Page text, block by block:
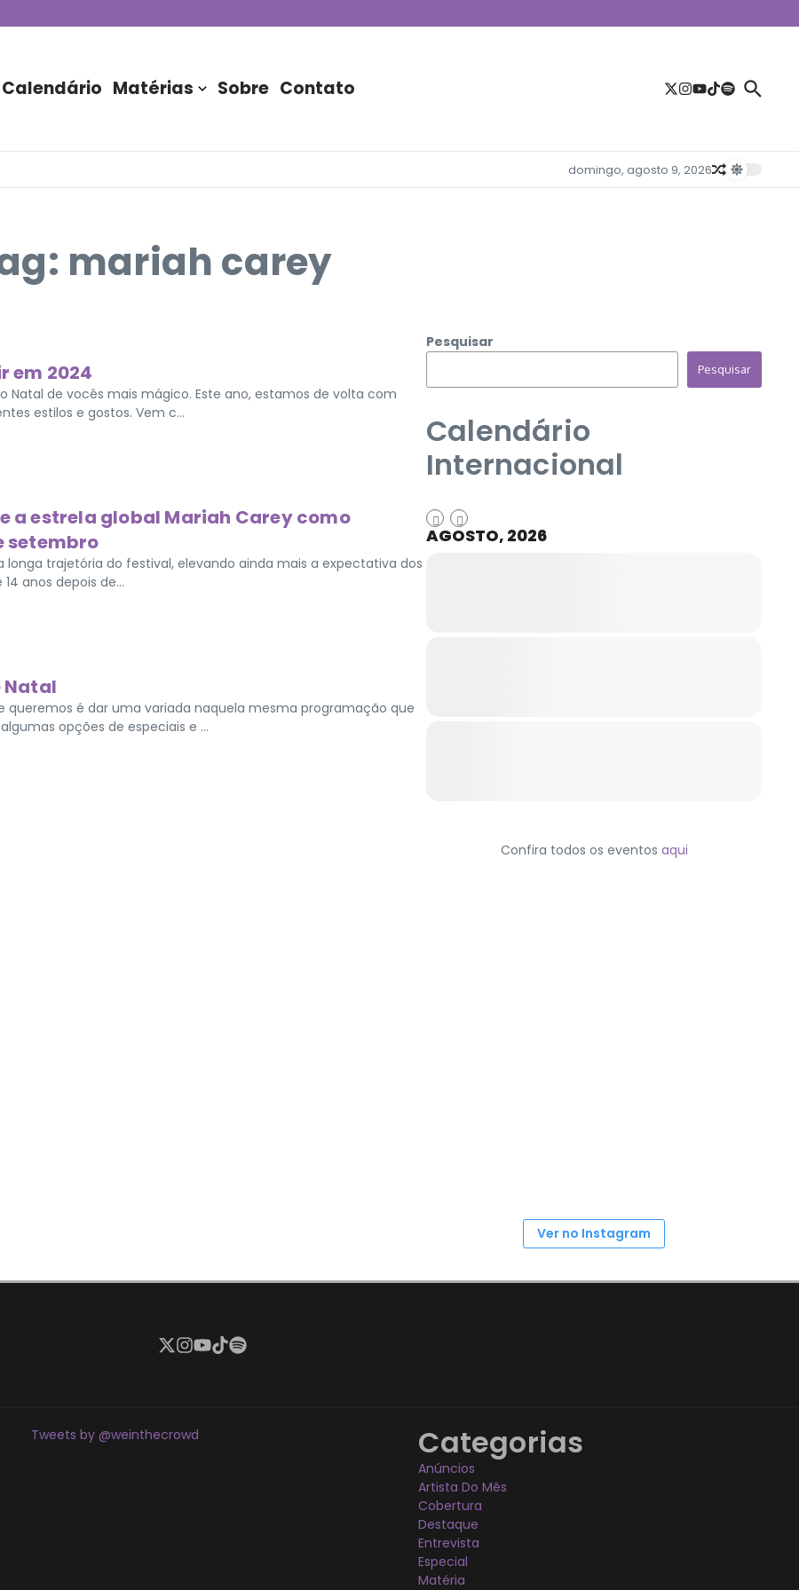
do Nubank Parque
Calendário Matérias Sobre Contato
domingo, agosto 9, 2026
mariah carey
em 2024
Natal de vocês mais mágico. Este ano, estamos de volta com
estilos e gostos. Vem c...
a estrela global Mariah Carey como
setembro
longa trajetória do festival, elevando ainda mais a expectativa dos
anos depois de...
Natal
é dar uma variada naquela mesma programação que
opções de especiais e ...
Pesquisar
Pesquisar
Calendário
Internacional
AGOSTO, 2026
Confira todos os eventos aqui
Ver no Instagram
Tweets by @weinthecrowd Categorias
Anúncios
Artista Do Mês
Cobertura
Destaque
Entrevista
Especial
Matéria